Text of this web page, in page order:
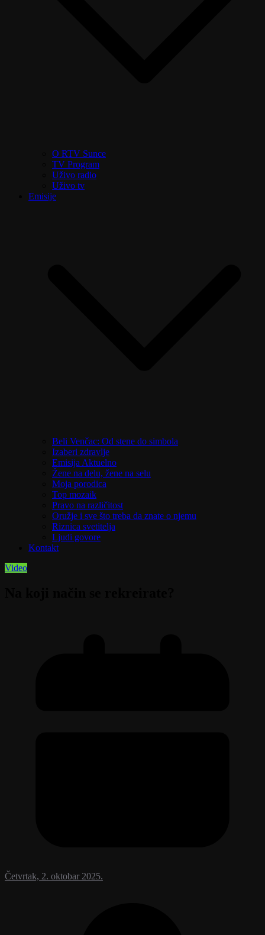
O RTV Sunce
TV Program
Uživo radio
Uživo tv
Emisije
Beli Venčac: Od stene do simbola
Izaberi zdravlje
Emisija Aktuelno
Žene na delu, žene na selu
Moja porodica
Top mozaik
Pravo na različitost
Oružje i sve što treba da znate o njemu
Riznica svetitelja
Ljudi govore
Kontakt
Video
Četvrtak, 2. oktobar 2025.